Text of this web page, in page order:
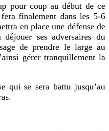
pour coup au début de ce
finalement dans les 5-6
en place une défense de
ses adversaires du
de prendre le large au
gérer tranquillement la
qui se sera battu jusqu’au